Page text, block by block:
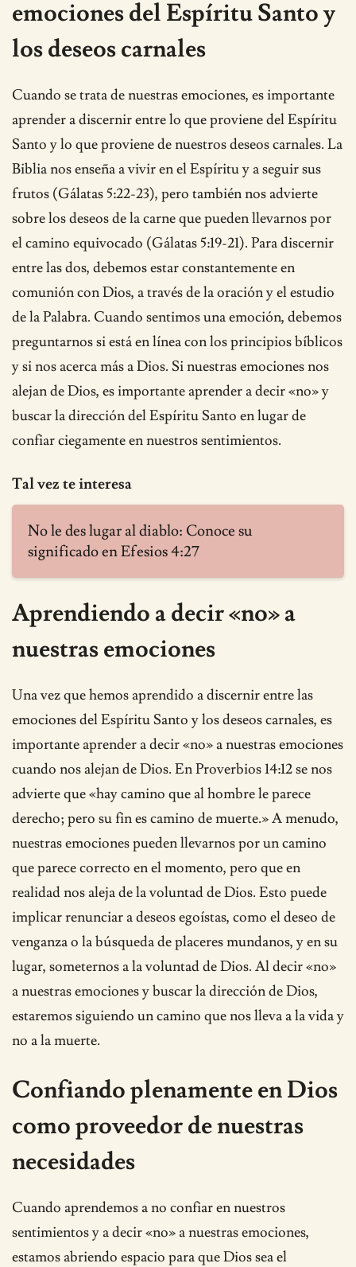
emociones del Espíritu Santo y
los deseos carnales
Cuando se trata de nuestras emociones, es importante
aprender a discernir entre lo que proviene del Espíritu
Santo y lo que proviene de nuestros deseos carnales. La
Biblia nos enseña a vivir en el Espíritu y a seguir sus
frutos (Gálatas 5:22-23), pero también nos advierte
sobre los deseos de la carne que pueden llevarnos por
el camino equivocado (Gálatas 5:19-21). Para discernir
entre las dos, debemos estar constantemente en
comunión con Dios, a través de la oración y el estudio
de la Palabra. Cuando sentimos una emoción, debemos
preguntarnos si está en línea con los principios bíblicos
y si nos acerca más a Dios. Si nuestras emociones nos
alejan de Dios, es importante aprender a decir «no» y
buscar la dirección del Espíritu Santo en lugar de
confiar ciegamente en nuestros sentimientos.
Tal vez te interesa
No le des lugar al diablo: Conoce su
significado en Efesios 4:27
Aprendiendo a decir «no» a
nuestras emociones
Una vez que hemos aprendido a discernir entre las
emociones del Espíritu Santo y los deseos carnales, es
importante aprender a decir «no» a nuestras emociones
cuando nos alejan de Dios. En Proverbios 14:12 se nos
advierte que «hay camino que al hombre le parece
derecho; pero su fin es camino de muerte.» A menudo,
nuestras emociones pueden llevarnos por un camino
que parece correcto en el momento, pero que en
realidad nos aleja de la voluntad de Dios. Esto puede
implicar renunciar a deseos egoístas, como el deseo de
venganza o la búsqueda de placeres mundanos, y en su
lugar, someternos a la voluntad de Dios. Al decir «no»
a nuestras emociones y buscar la dirección de Dios,
estaremos siguiendo un camino que nos lleva a la vida y
no a la muerte.
Confiando plenamente en Dios
como proveedor de nuestras
necesidades
Cuando aprendemos a no confiar en nuestros
sentimientos y a decir «no» a nuestras emociones,
estamos abriendo espacio para que Dios sea el